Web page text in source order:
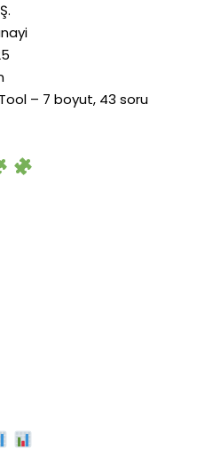
– 7 boyut, 43 soru